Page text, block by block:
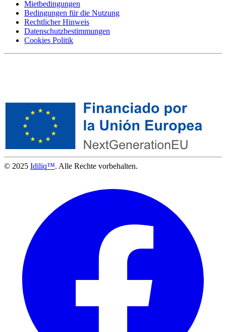
Mietbedingungen
Bedingungen für die Nutzung
Rechtlicher Hinweis
Datenschutzbestimmungen
Cookies Politik
© 2025 Idiliq™. Alle Rechte vorbehalten.